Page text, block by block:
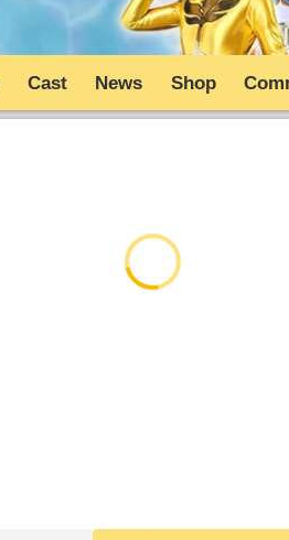
Cast News Shop